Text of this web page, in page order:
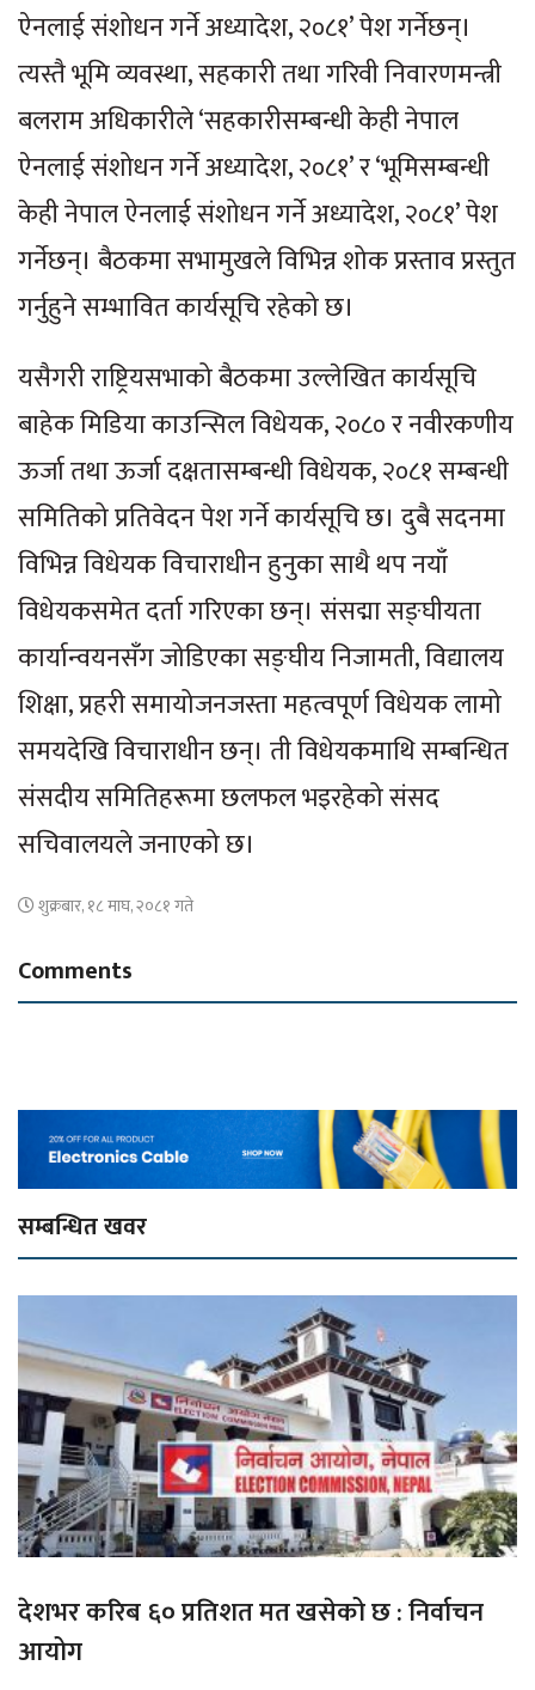
ऐनलाई संशोधन गर्ने अध्यादेश, २०८१’ पेश गर्नेछन्।
त्यस्तै भूमि व्यवस्था, सहकारी तथा गरिवी निवारणमन्त्री
बलराम अधिकारीले ‘सहकारीसम्बन्धी केही नेपाल
ऐनलाई संशोधन गर्ने अध्यादेश, २०८१’ र ‘भूमिसम्बन्धी
केही नेपाल ऐनलाई संशोधन गर्ने अध्यादेश, २०८१’ पेश
गर्नेछन्। बैठकमा सभामुखले विभिन्न शोक प्रस्ताव प्रस्तुत
गर्नुहुने सम्भावित कार्यसूचि रहेको छ।
यसैगरी राष्ट्रियसभाको बैठकमा उल्लेखित कार्यसूचि
बाहेक मिडिया काउन्सिल विधेयक, २०८० र नवीरकणीय
ऊर्जा तथा ऊर्जा दक्षतासम्बन्धी विधेयक, २०८१ सम्बन्धी
समितिको प्रतिवेदन पेश गर्ने कार्यसूचि छ। दुबै सदनमा
विभिन्न विधेयक विचाराधीन हुनुका साथै थप नयाँ
विधेयकसमेत दर्ता गरिएका छन्। संसद्मा सङ्घीयता
कार्यान्वयनसँग जोडिएका सङ्घीय निजामती, विद्यालय
शिक्षा, प्रहरी समायोजनजस्ता महत्वपूर्ण विधेयक लामो
समयदेखि विचाराधीन छन्। ती विधेयकमाथि सम्बन्धित
संसदीय समितिहरूमा छलफल भइरहेको संसद
सचिवालयले जनाएको छ।
शुक्रबार, १८ माघ, २०८१ गते
Comments
सम्बन्धित खवर
देशभर करिब ६० प्रतिशत मत खसेको छ : निर्वाचन
आयोग